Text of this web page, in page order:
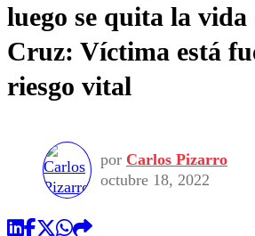
luego se quita la vida
Cruz: Víctima está
riesgo vital
por Carlos Pizarro
octubre 18, 2022